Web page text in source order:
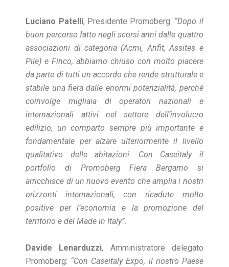
Luciano Patelli, Presidente Promoberg: “Dopo il
buon percorso fatto negli scorsi anni dalle quattro
associazioni di categoria (Acmi, Anfit, Assites e
Pile) e Finco, abbiamo chiuso con molto piacere
da parte di tutti un accordo che rende strutturale e
stabile una fiera dalle enormi potenzialità, perché
coinvolge migliaia di operatori nazionali e
internazionali attivi nel settore dell’involucro
edilizio, un comparto sempre più importante e
fondamentale per alzare ulteriormente il livello
qualitativo delle abitazioni. Con Caseitaly il
portfolio di Promoberg Fiera Bergamo si
arricchisce di un nuovo evento che amplia i nostri
orizzonti internazionali, con ricadute molto
positive per l’economia e la promozione del
territorio e del Made in Italy”.
Davide Lenarduzzi, Amministratore delegato
Promoberg: “Con Caseitaly Expo, il nostro Paese